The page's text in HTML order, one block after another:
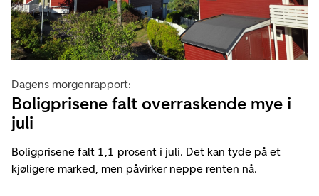
Dagens morgenrapport:
Boligprisene falt overraskende mye i
juli
Boligprisene falt 1,1 prosent i juli. Det kan tyde på et
kjøligere marked, men påvirker neppe renten nå.